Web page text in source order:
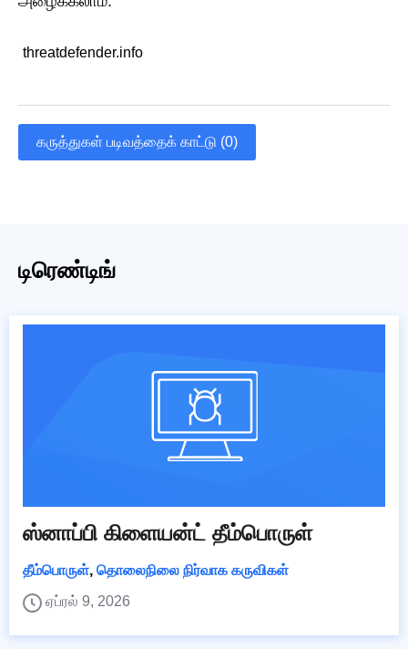
threatdefender.info
கருத்துகள் படிவத்தைக் காட்டு (0)
டிரெண்டிங்
ஸ்னாப்பி கிளையன்ட் தீம்பொருள்
தீம்பொருள், தொலைநிலை நிர்வாக கருவிகள்
ஏப்ரல் 9, 2026